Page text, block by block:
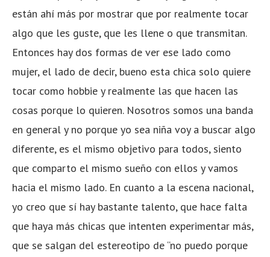
están ahí más por mostrar que por realmente tocar
algo que les guste, que les llene o que transmitan.
Entonces hay dos formas de ver ese lado como
mujer, el lado de decir, bueno esta chica solo quiere
tocar como hobbie y realmente las que hacen las
cosas porque lo quieren. Nosotros somos una banda
en general y no porque yo sea niña voy a buscar algo
diferente, es el mismo objetivo para todos, siento
que comparto el mismo sueño con ellos y vamos
hacia el mismo lado. En cuanto a la escena nacional,
yo creo que sí hay bastante talento, que hace falta
que haya más chicas que intenten experimentar más,
que se salgan del estereotipo de “no puedo porque